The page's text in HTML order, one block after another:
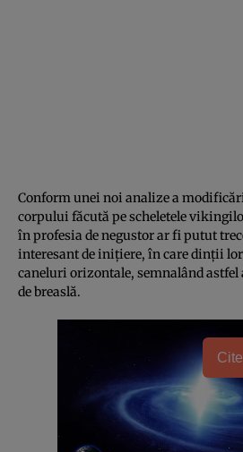
Conform unei noi analize a
corpului făcută pe scheletele
în profesia de negustor ar fi putut
interesant de inițiere, în care dinții
caneluri orizontale, semnalând astfel
de breaslă.